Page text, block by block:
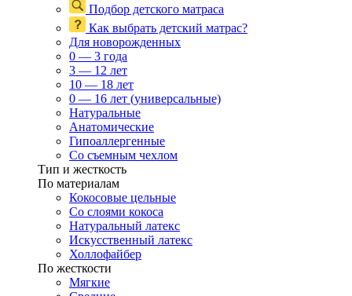
Подбор детского матраса
Как выбрать детский матрас?
Для новорожденных
0 — 3 года
3 — 12 лет
10 — 18 лет
0 — 16 лет (универсальные)
Натуральные
Анатомические
Гипоаллергенные
Со съемным чехлом
Тип и жесткость
По материалам
Кокосовые цельные
Со слоями кокоса
Натуральный латекс
Искусственный латекс
Холлофайбер
По жесткости
Мягкие